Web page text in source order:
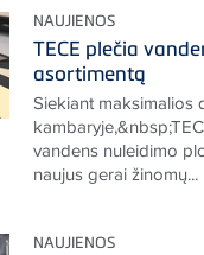
NAUJIENOS
TECE plečia
asortimentą
Siekiant maksimalios
vandens nuleidimo
naujus gerai žinomų...
NAUJIENOS